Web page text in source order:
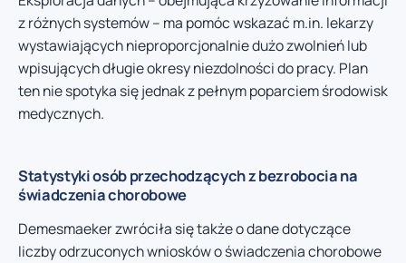
z różnych systemów – ma pomóc wskazać m.in. lekarzy
wystawiających nieproporcjonalnie dużo zwolnień lub
wpisujących długie okresy niezdolności do pracy. Plan
ten nie spotyka się jednak z pełnym poparciem środowisk
medycznych.
Statystyki osób przechodzących z bezrobocia na
świadczenia chorobowe
Demesmaeker zwróciła się także o dane dotyczące
liczby odrzuconych wniosków o świadczenia chorobowe